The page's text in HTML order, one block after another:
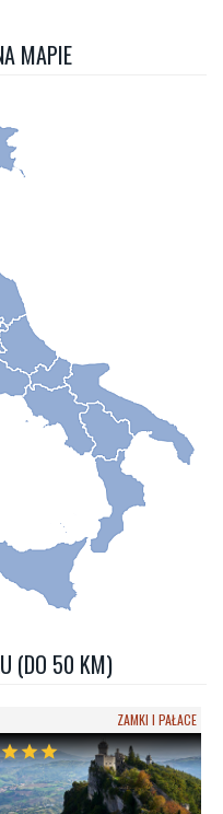
MAPIE
(DO 50 KM)
ZAMKI I PAŁACE
starstarstar